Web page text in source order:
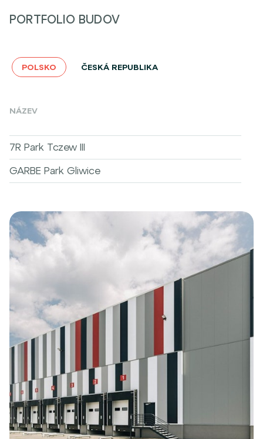
PORTFOLIO BUDOV
POLSKO ČESKÁ REPUBLIKA
NÁZEV
7R Park Tczew III
GARBE Park Gliwice